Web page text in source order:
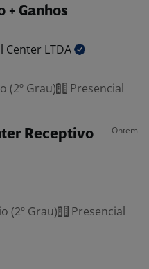
Ganhos
Center LTDA
(2º Grau) Presencial
Receptivo
Ontem
(2º Grau)
Presencial